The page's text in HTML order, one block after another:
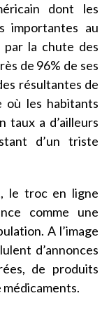
dont les
importantes au
la chute des
de 96% de ses
résultantes de
où les habitants
taux a d’ailleurs
d’un triste
le troc en ligne
comme une
A l’image
d’annonces
de produits
médicaments.